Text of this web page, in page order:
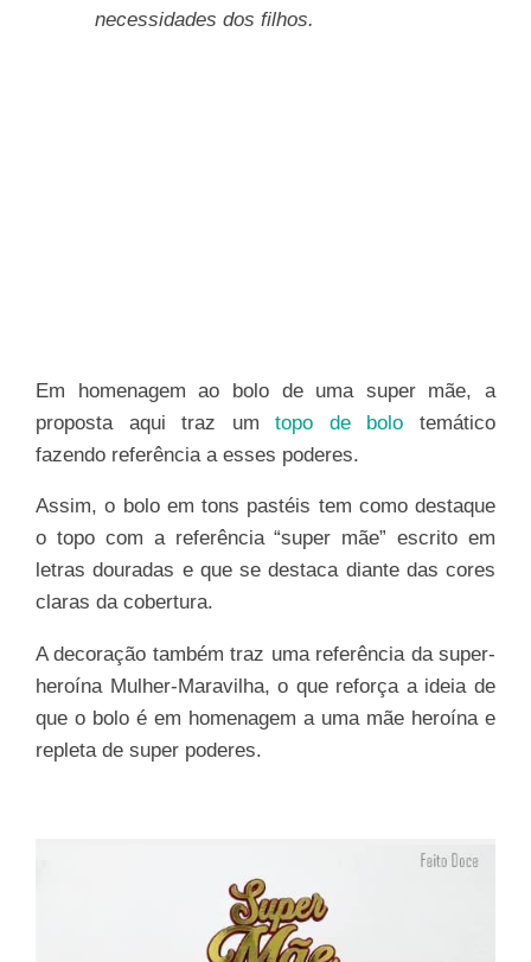
necessidades dos filhos.
Em homenagem ao bolo de uma super mãe, a
proposta aqui traz umtopo de bolo temático
fazendo referência a esses poderes.
Assim, o bolo em tons pastéis tem como destaque
o topo com a referência “super mãe” escrito em
letras douradas e que se destaca diante das cores
claras da cobertura.
A decoração também traz uma referência da super-
heroína Mulher-Maravilha, o que reforça a ideia de
que o bolo é em homenagem a uma mãe heroína e
repleta de super poderes.